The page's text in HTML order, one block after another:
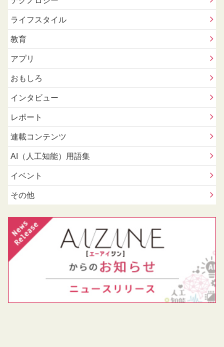
ライフスタイル
教育
アプリ
おもしろ
インタビュー
レポート
連載コンテンツ
AI（人工知能）用語集
イベント
その他